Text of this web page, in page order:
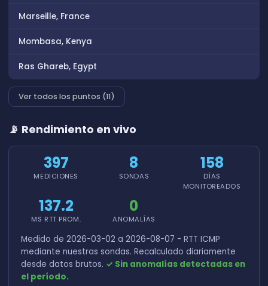
Marseille, France
Mombasa, Kenya
Ras Ghareb, Egypt
Ver todos los puntos (11)
📡 Rendimiento en vivo
397
MEDICIONES
8
SONDAS
158
DÍAS
MONITOREADOS
137.2
MS RTT PROM.
0
ANOMALÍAS
Medido de 2026-03-02 a 2026-08-07 - RTT ICMP
mediante nuestras sondas. Recalculado diariamente
desde datos brutos. ✓ Sin anomalías detectadas en
el período.